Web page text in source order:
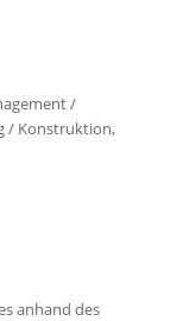
/
/ Konstruktion,
anhand des